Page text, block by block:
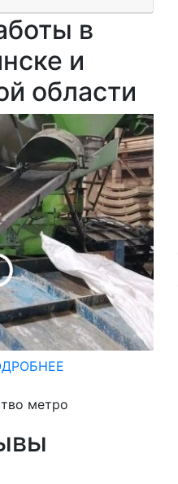
в
и
области
метро